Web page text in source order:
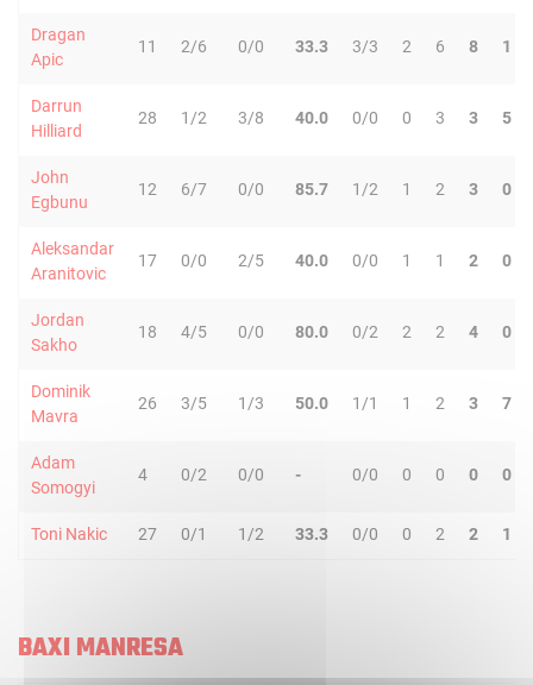
Dragan
Apic
11 2/6 0/0 33.3 3/3 2 6 8 1
Darrun
Hilliard
28 1/2 3/8 40.0 0/0 0 3 3 5
John
Egbunu
12 6/7 0/0 85.7 1/2 1 2 3 0
Aleksandar
Aranitovic
17 0/0 2/5 40.0 0/0 1 1 2 0
Jordan
Sakho
18 4/5 0/0 80.0 0/2 2 2 4 0
Dominik
Mavra
26 3/5 1/3 50.0 1/1 1 2 3 7
Adam
Somogyi
4 0/2 0/0 - 0/0 0 0 0 0
Toni Nakic 27 0/1 1/2 33.3 0/0 0 2 2 1
BAXI MANRESA